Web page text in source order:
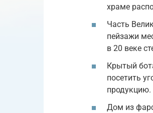
храме
Часть
пейзажи
в 20 веке
Крытый
посетить
продукцию.
Дом из